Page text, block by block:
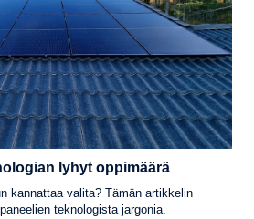
lyhyt oppimäärä
kannattaa valita? Tämän artikkelin
teknologista jargonia.